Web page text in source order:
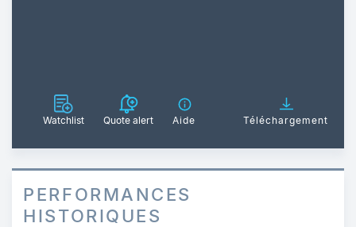
Watchlist Quote alert Aide Téléchargement
PERFORMANCES
HISTORIQUES